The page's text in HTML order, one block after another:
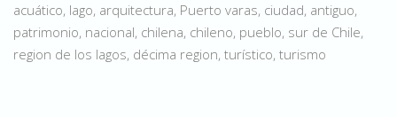
acuático, lago, arquitectura, Puerto varas, ciudad, antiguo,
patrimonio, nacional, chilena, chileno, pueblo, sur de Chile,
region de los lagos, décima region, turístico, turismo